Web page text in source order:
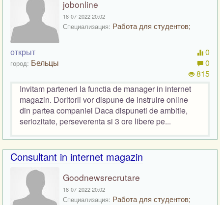
jobonline
18-07-2022 20:02
Специализация: Работа для студентов;
открыт
город: Бельцы
0
0
815
Invitam parteneri la functia de manager in internet
magazin. Doritorii vor dispune de instruire online
din partea companiei Daca dispuneti de ambitie,
seriozitate, perseverenta si 3 ore libere pe...
Consultant in internet magazin
Goodnewsrecrutare
18-07-2022 20:02
Специализация: Работа для студентов;